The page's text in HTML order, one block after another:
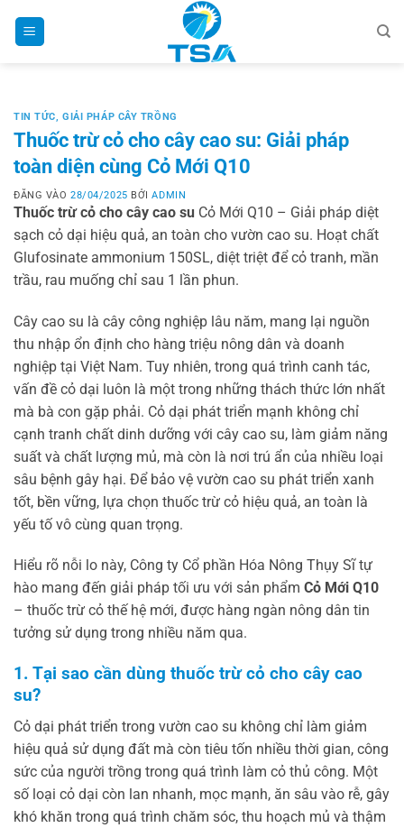
TIN TỨC,GIẢI PHÁP CÂY TRỒNG
Thuốc trừ cỏ cho cây cao su: Giải pháp
toàn diện cùng Cỏ Mới Q10
ĐĂNG VÀO28/04/2025 BỞIADMIN
Thuốc trừ cỏ cho cây cao su Cỏ Mới Q10 – Giải pháp diệt
sạch cỏ dại hiệu quả, an toàn cho vườn cao su. Hoạt chất
Glufosinate ammonium 150SL, diệt triệt để cỏ tranh, mần
trầu, rau muống chỉ sau 1 lần phun.
Cây cao su là cây công nghiệp lâu năm, mang lại nguồn
thu nhập ổn định cho hàng triệu nông dân và doanh
nghiệp tại Việt Nam. Tuy nhiên, trong quá trình canh tác,
vấn đề cỏ dại luôn là một trong những thách thức lớn nhất
mà bà con gặp phải. Cỏ dại phát triển mạnh không chỉ
cạnh tranh chất dinh dưỡng với cây cao su, làm giảm năng
suất và chất lượng mủ, mà còn là nơi trú ẩn của nhiều loại
sâu bệnh gây hại. Để bảo vệ vườn cao su phát triển xanh
tốt, bền vững, lựa chọn thuốc trừ cỏ hiệu quả, an toàn là
yếu tố vô cùng quan trọng.
Hiểu rõ nỗi lo này, Công ty Cổ phần Hóa Nông Thụy Sĩ tự
hào mang đến giải pháp tối ưu với sản phẩm Cỏ Mới Q10
– thuốc trừ cỏ thế hệ mới, được hàng ngàn nông dân tin
tưởng sử dụng trong nhiều năm qua.
1. Tại sao cần dùng thuốc trừ cỏ cho cây cao
su?
Cỏ dại phát triển trong vườn cao su không chỉ làm giảm
hiệu quả sử dụng đất mà còn tiêu tốn nhiều thời gian, công
sức của người trồng trong quá trình làm cỏ thủ công. Một
số loại cỏ dại còn lan nhanh, mọc mạnh, ăn sâu vào rễ, gây
khó khăn trong quá trình chăm sóc, thu hoạch mủ và thậm